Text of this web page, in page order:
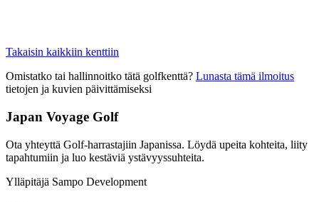
Takaisin kaikkiin kenttiin
Omistatko tai hallinnoitko tätä golfkenttä? Lunasta tämä ilmoitus
tietojen ja kuvien päivittämiseksi
Japan Voyage Golf
Ota yhteyttä Golf-harrastajiin Japanissa. Löydä upeita kohteita, liity
tapahtumiin ja luo kestäviä ystävyyssuhteita.
Ylläpitäjä Sampo Development